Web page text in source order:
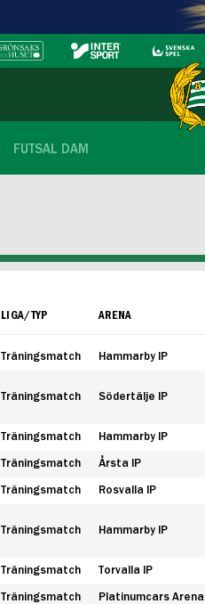
FUTSAL DAM
LIGA/TYP ARENA
Träningsmatch Hammarby IP
Träningsmatch Södertälje IP
Träningsmatch Hammarby IP
Träningsmatch Årsta IP
Träningsmatch Rosvalla IP
Träningsmatch Hammarby IP
Träningsmatch Torvalla IP
Träningsmatch Platinumcars Arena